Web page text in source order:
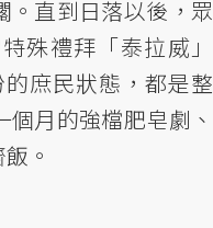
。直到日落以後，眾
殊禮拜「泰拉威」
庶民狀態，都是整
月的強檔肥皂劇、
。